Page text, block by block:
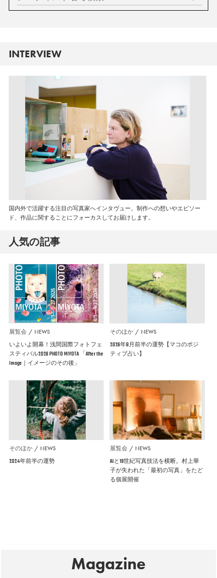
INTERVIEW
国内外で活躍する注目の写真家へインタヴュー。制作への想いやエピソー
ド、作品に関することにフォーカスしてお届けします。
人気の記事
展覧会 NEWS
いよいよ開幕！浅間国際フォトフェ
スティバル2026 PHOTO MIYOTA 「After the
Image｜イメージのその後」
そのほか NEWS
2026年8月前半の運勢【マコのポジ
ティブ占い】
そのほか NEWS
2024年前半の運勢
展覧会 NEWS
AIと19世紀写真技法を横断。村上華
子が失われた「最初の写真」をたど
る個展開催
Magazine